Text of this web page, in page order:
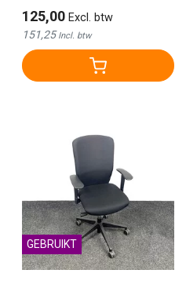
125,00 Excl. btw
151,25Incl. btw
GEBRUIKT